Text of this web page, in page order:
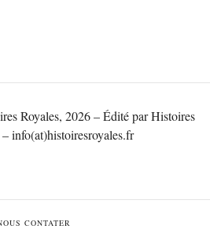
Royales, 2026 – Édité par Histoires
info(at)histoiresroyales.fr
CONTATER